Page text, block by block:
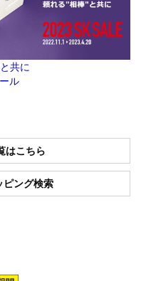
共に
ル
はこちら
ング検索